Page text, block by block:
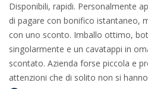
Disponibili, rapidi. Personalmente
di pagare con bonifico istantaneo,
con uno sconto. Imballo ottimo,
singolarmente e un cavatappi in
scontato. Azienda forse piccola e
attenzioni che di solito non si